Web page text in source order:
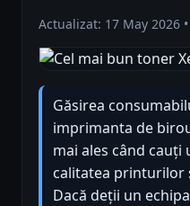
Actualizat: 17 May 2026
Găsirea
imprimanta de
mai ales când
calitatea printurilor
Dacă deții un